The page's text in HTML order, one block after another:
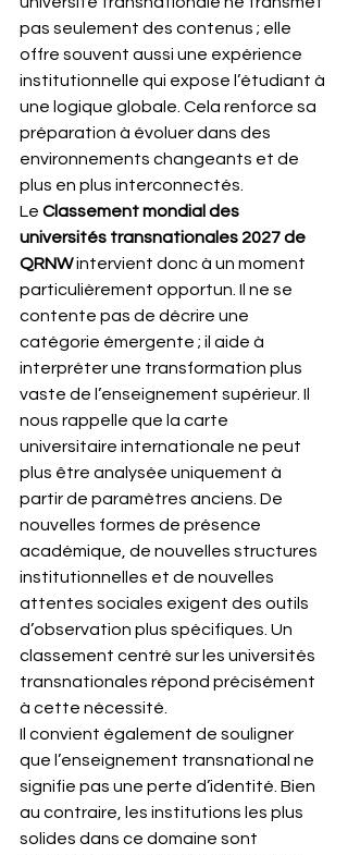
pas seulement des contenus ; elle
offre souvent aussi une expérience
institutionnelle qui expose l’étudiant à
une logique globale. Cela renforce sa
préparation à évoluer dans des
environnements changeants et de
plus en plus interconnectés.
Le Classement mondial des
universités transnationales 2027 de
QRNW intervient donc à un moment
particulièrement opportun. Il ne se
contente pas de décrire une
catégorie émergente ; il aide à
interpréter une transformation plus
vaste de l’enseignement supérieur. Il
nous rappelle que la carte
universitaire internationale ne peut
plus être analysée uniquement à
partir de paramètres anciens. De
nouvelles formes de présence
académique, de nouvelles structures
institutionnelles et de nouvelles
attentes sociales exigent des outils
d’observation plus spécifiques. Un
classement centré sur les universités
transnationales répond précisément
à cette nécessité.
Il convient également de souligner
que l’enseignement transnational ne
signifie pas une perte d’identité. Bien
au contraire, les institutions les plus
solides dans ce domaine sont